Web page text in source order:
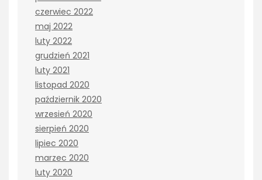
czerwiec 2022
maj 2022
luty 2022
grudzień 2021
luty 2021
listopad 2020
październik 2020
wrzesień 2020
sierpień 2020
lipiec 2020
marzec 2020
luty 2020